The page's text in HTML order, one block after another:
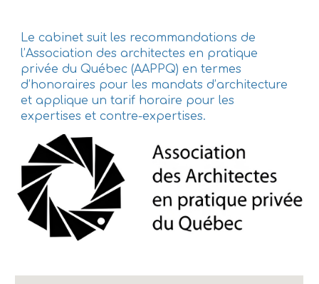
Le cabinet suit les recommandations de
l’Association des architectes en pratique
privée du Québec (AAPPQ) en termes
d’honoraires pour les mandats d’architecture
et applique un tarif horaire pour les
expertises et contre-expertises.